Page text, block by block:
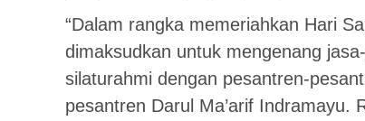
“Dalam rangka memeriahkan Hari
dimaksudkan untuk mengenang
silaturahmi dengan pesantren-
pesantren Darul Ma’arif Indramayu.